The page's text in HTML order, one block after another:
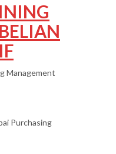
Management
Purchasing